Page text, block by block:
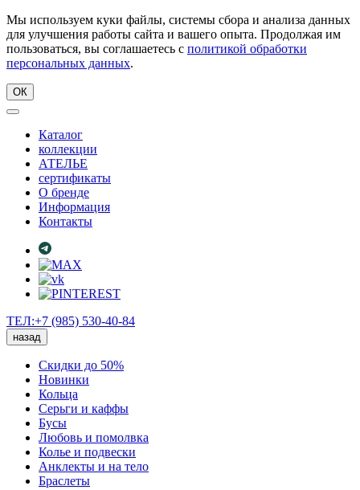
Мы используем куки файлы, системы сбора и анализа данных
для улучшения работы сайта и вашего опыта. Продолжая им
пользоваться, вы соглашаетесь с политикой обработки
персональных данных.
ОК
Каталог
коллекции
АТЕЛЬЕ
сертификаты
О бренде
Информация
Контакты
ТЕЛ:+7 (985) 530-40-84
назад
Скидки до 50%
Новинки
Кольца
Серьги и каффы
Бусы
Любовь и помолвка
Колье и подвески
Анклекты и на тело
Браслеты